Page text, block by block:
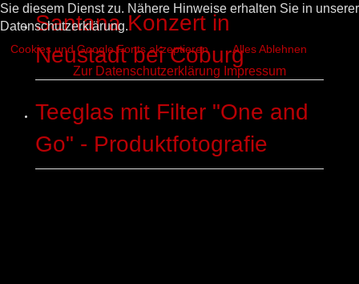
Santana Konzert in
Neustadt bei Coburg
Teeglas mit Filter "One and
Go" - Produktfotografie
Sie diesem Dienst zu. Nähere Hinweise erhalten Sie in unserer
Datenschutzerklärung.
Cookies und Google Fonts akzeptieren Alles Ablehnen
Zur Datenschutzerklärung Impressum